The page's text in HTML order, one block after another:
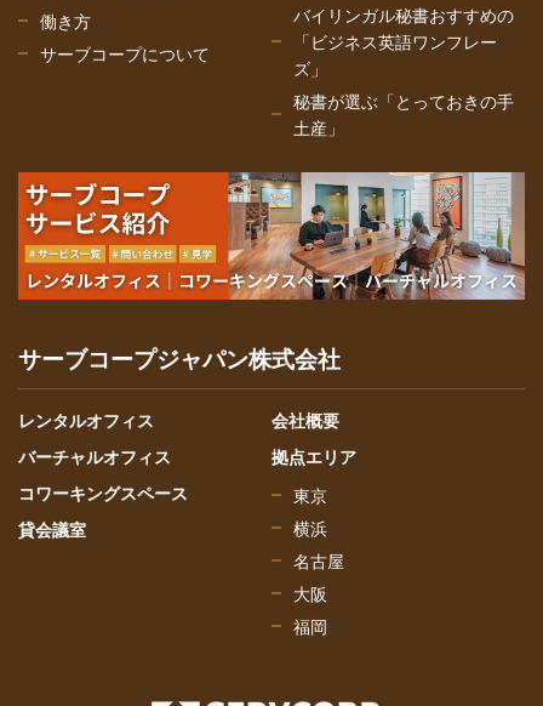
働き方
サーブコープについて
バイリンガル秘書おすすめの
「ビジネス英語ワンフレー
ズ」
秘書が選ぶ「とっておきの手
土産」
サーブコープジャパン株式会社
レンタルオフィス
バーチャルオフィス
コワーキングスペース
貸会議室
会社概要
拠点エリア
東京
横浜
名古屋
大阪
福岡